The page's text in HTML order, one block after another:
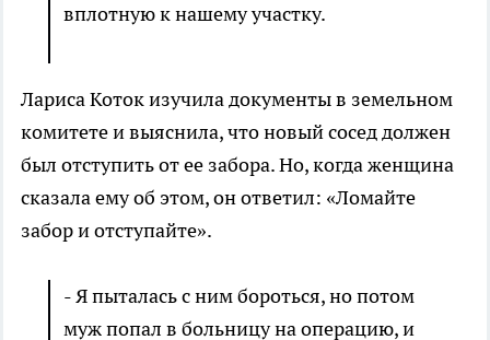
вплотную к нашему участку.
Лариса Коток изучила документы в земельном
комитете и выяснила, что новый сосед должен
был отступить от ее забора. Но, когда женщина
сказала ему об этом, он ответил: «Ломайте
забор и отступайте».
- Я пыталась с ним бороться, но потом
муж попал в больницу на операцию, и